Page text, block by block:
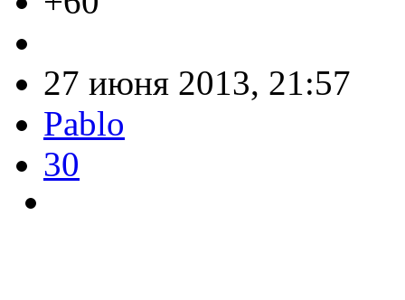
27 июня 2013, 21:57
Pablo
30